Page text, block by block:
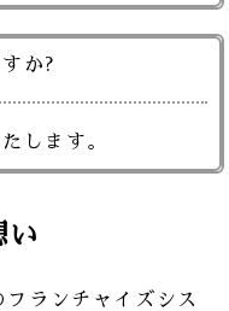
か?
します。
い
フランチャイズシス